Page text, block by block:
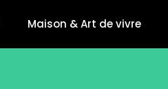
Maison & Art de vivre